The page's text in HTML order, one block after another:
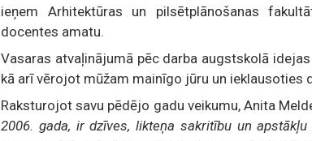
ieņem Arhitektūras un pilsētplānošanas
docentes amatu.
Vasaras atvaļinājumā pēc darba augstskolā
kā arī vērojot mūžam mainīgo jūru un ieklausoties
Raksturojot savu pēdējo gadu veikumu, Anita
2006. gada, ir dzīves, likteņa sakritību un